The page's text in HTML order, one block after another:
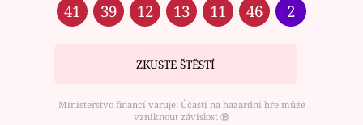
41 39 12 13 11 46 2
ZKUSTE ŠTĚSTÍ
Ministerstvo financí varuje: Účastí na hazardní hře může
vzniknout závislost ⑱